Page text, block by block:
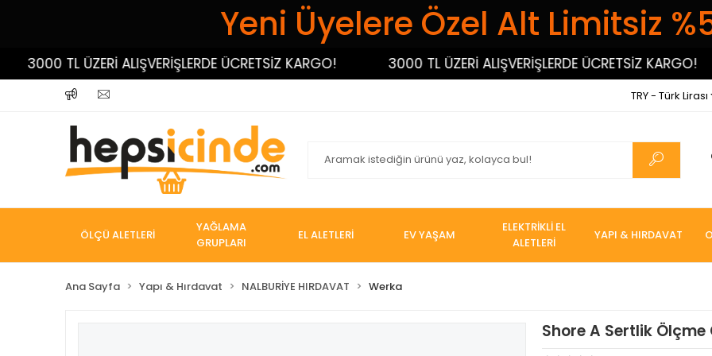
Yeni Üyelere Özel Alt Limitsiz
TL ÜZERİ ALIŞVERİŞLERDE ÜCRETSİZ KARGO! 3000 TL ÜZERİ ALIŞVERİŞLERDE ÜCRETSİZ KARGO!
TRY - Türk Lirası
ÖLÇÜ ALETLERİ
YAĞLAMA
GRUPLARI
EL ALETLERİ EV YAŞAM
ELEKTRİKLİ EL
ALETLERİ
YAPI & HIRDAVAT
Ana Sayfa Yapı & Hırdavat NALBURİYE HIRDAVAT Werka
Shore A Sertlik Ölçme